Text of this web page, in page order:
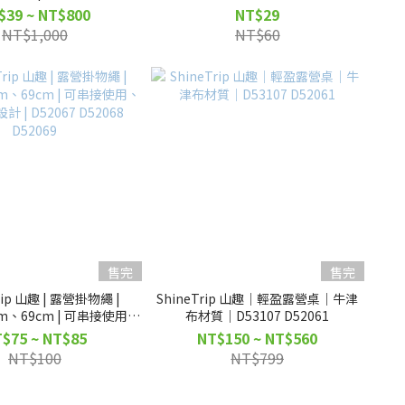
~ NT$800
NT$1,000
NT$29
NT$60
售完
山趣 | 露營掛物繩 |
、69cm | 可串接使用、
計 | D52067 D52068
D52069
~ NT$85
NT$100
售完
ShineTrip 山趣｜輕盈露營桌｜牛津
布材質｜D53107 D52061
NT$150 ~ NT$560
NT$799